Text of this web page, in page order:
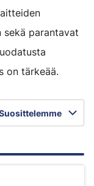
sekä parantavat
on tärkeää.